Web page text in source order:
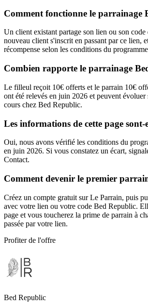
Comment fonctionne le parrainage
Un client existant partage son lien ou son
nouveau client s'inscrit en passant par ce lien,
récompense selon les conditions du
Combien rapporte le parrainage
Le filleul reçoit 10€ offerts et le parrain 10€
ont été relevés en juin 2026 et peuvent évoluer
cours chez Bed Republic.
Les informations de cette page sont-
Oui, nous avons vérifié les conditions du
en juin 2026. Si vous constatez un écart,
Contact.
Comment devenir le premier
Créez un compte gratuit sur Le Parrain, puis
avec votre lien ou votre code Bed Republic.
page et vous toucherez la prime de parrain à
passée par votre lien.
Profiter de l'offre
Bed Republic